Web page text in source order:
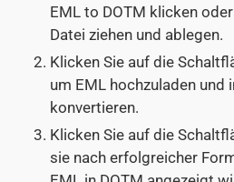
EML to DOTM klicken
Datei ziehen und ablegen.
Klicken Sie auf die
um EML hochzuladen und
konvertieren.
Klicken Sie auf die
sie nach erfolgreicher